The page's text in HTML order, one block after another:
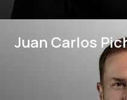
Juan Carlos